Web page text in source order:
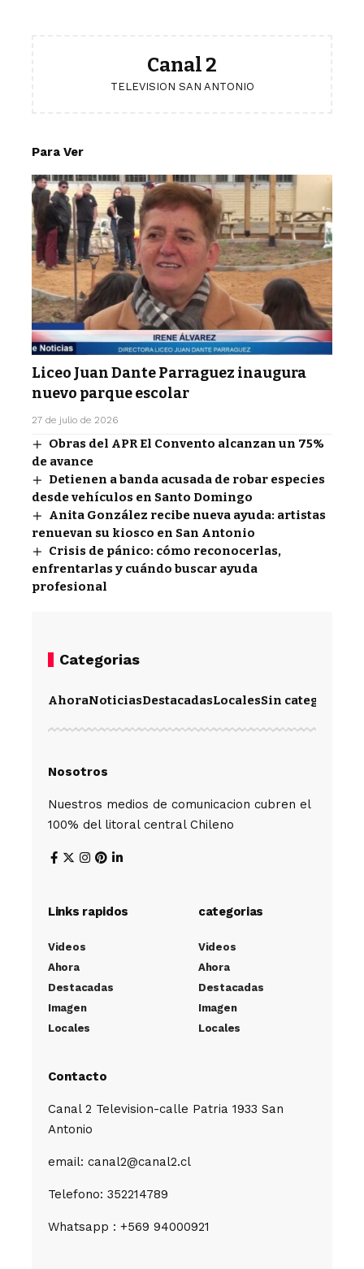
Canal 2
TELEVISION SAN ANTONIO
Para Ver
Liceo Juan Dante Parraguez inaugura
nuevo parque escolar
27 de julio de 2026
Obras del APR El Convento alcanzan un 75%
de avance
Detienen a banda acusada de robar especies
desde vehículos en Santo Domingo
Anita González recibe nueva ayuda: artistas
renuevan su kiosco en San Antonio
Crisis de pánico: cómo reconocerlas,
enfrentarlas y cuándo buscar ayuda
profesional
Categorias
AhoraNoticiasDestacadasLocalesSin categoría
Nosotros
Nuestros medios de comunicacion cubren el
100% del litoral central Chileno
Links rapidos
Videos
Ahora
Destacadas
Imagen
Locales
categorias
Videos
Ahora
Destacadas
Imagen
Locales
Contacto
Canal 2 Television-calle Patria 1933 San
Antonio
email: canal2@canal2.cl
Telefono: 352214789
Whatsapp : +569 94000921